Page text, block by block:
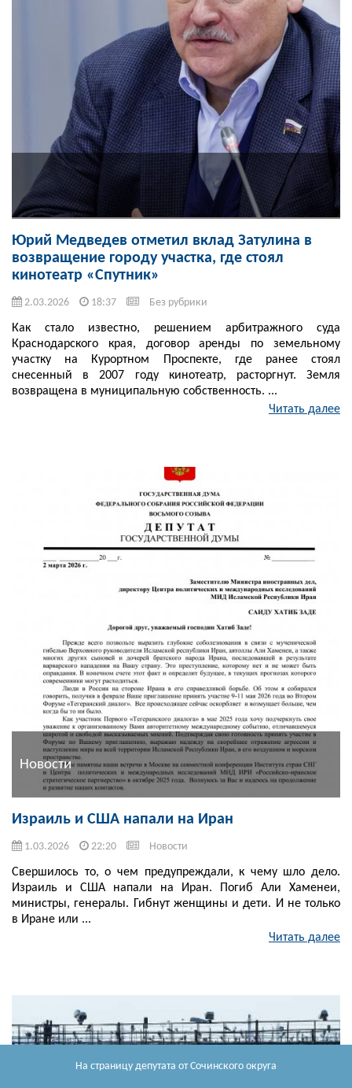
На страницу депутата от Сочинского округа
Юрий Медведев отметил вклад Затулина в
возвращение городу участка, где стоял
кинотеатр «Спутник»
2.03.2026 18:37 Без рубрики
Как стало известно, решением арбитражного суда
Краснодарского края, договор аренды по земельному
участку на Курортном Проспекте, где ранее стоял
снесенный в 2007 году кинотеатр, расторгнут. Земля
возвращена в муниципальную собственность. ...
Читать далее
Новости
Израиль и США напали на Иран
1.03.2026 22:20 Новости
Свершилось то, о чем предупреждали, к чему шло дело.
Израиль и США напали на Иран. Погиб Али Хаменеи,
министры, генералы. Гибнут женщины и дети. И не только
в Иране или ...
Читать далее